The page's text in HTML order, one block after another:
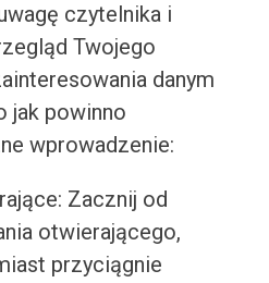
czytelnika i
Twojego
danym
jak powinno
wprowadzenie:
Zacznij od
otwierającego,
przyciągnie